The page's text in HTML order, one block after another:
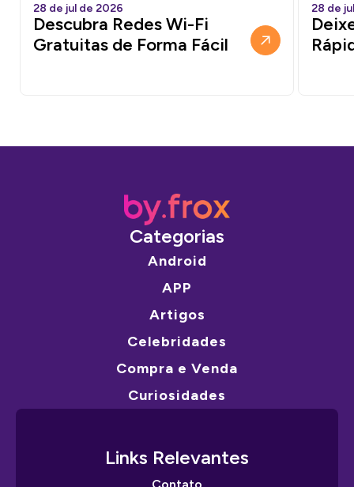
28 de jul de 2026
Descubra Redes Wi-Fi
Gratuitas de Forma Fácil
28 de
Categorias
Android
APP
Artigos
Celebridades
Compra e Venda
Curiosidades
Links Relevantes